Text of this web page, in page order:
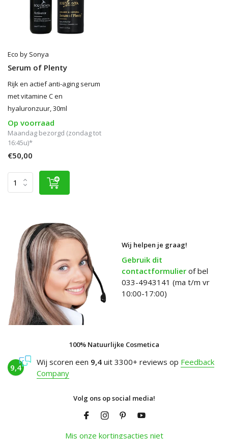
Eco by Sonya
Serum of Plenty
Rijk en actief anti-aging serum
met vitamine C en
hyaluronzuur, 30ml
Op voorraad
Maandag bezorgd (zondag tot
16:45u)*
€50,00
Wij helpen je graag!
Gebruik dit
contactformulier of bel
033-4943141 (ma t/m vr
10:00-17:00)
100% Natuurlijke Cosmetica
9,4
Wij scoren een 9,4 uit 3300+ reviews op Feedback
Company
Volg ons op social media!
Mis onze kortingsacties niet